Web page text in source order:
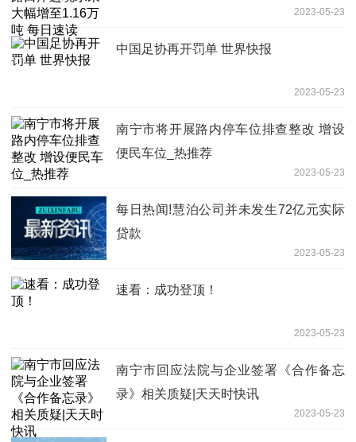
2023-05-23
中国足协再开罚单 世界快报
2023-05-23
南宁市将开展路内停车位排查整改 增设
便民车位_热推荐
2023-05-23
每日热闻!慧泊公司并未发生72亿元实际
贷款
2023-05-23
速看：成功登顶！
2023-05-23
南宁市回应法院与企业签署《合作备忘
录》相关质疑|天天时快讯
2023-05-23